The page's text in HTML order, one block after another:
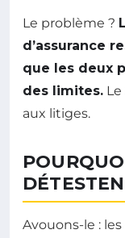
Le problème ?
d’assurance
que les deux
des limites.
aux litiges.
Avouons-le :